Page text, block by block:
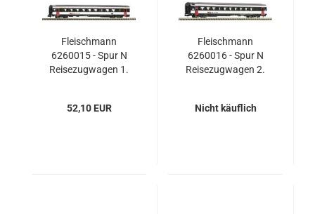
Fleischmann
6260015 - Spur N
Reisezugwagen 1.
52,10 EUR
Fleischmann
6260016 - Spur N
Reisezugwagen 2.
Nicht käuflich